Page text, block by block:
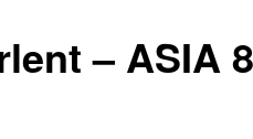
– ASIA 8